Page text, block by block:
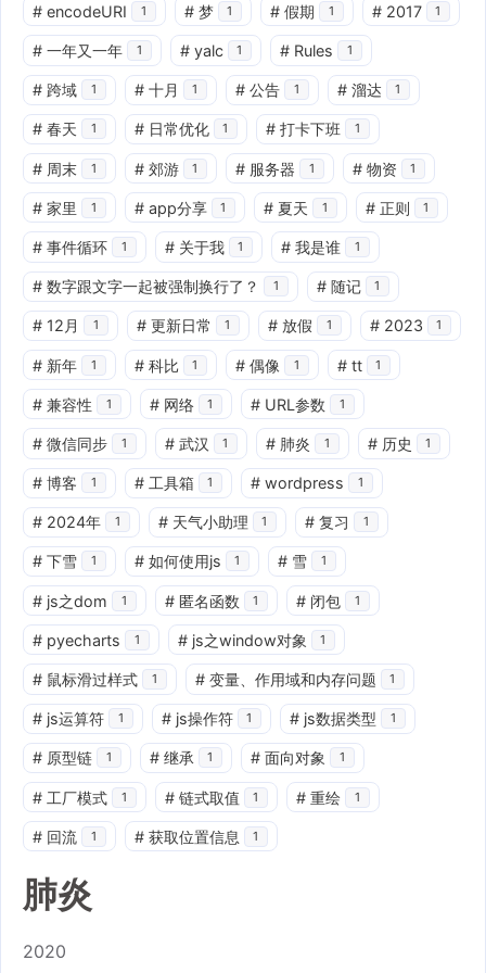
# encodeURI 1 # 梦 1 # 假期 1 # 2017 1
# 一年又一年 1 # yalc 1 # Rules 1
# 跨域 1 # 十月 1 # 公告 1 # 溜达 1
# 春天 1 # 日常优化 1 # 打卡下班 1
# 周末 1 # 郊游 1 # 服务器 1 # 物资 1
# 家里 1 # app分享 1 # 夏天 1 # 正则 1
# 事件循环 1 # 关于我 1 # 我是谁 1
# 数字跟文字一起被强制换行了？ 1 # 随记 1
# 12月 1 # 更新日常 1 # 放假 1 # 2023 1
# 新年 1 # 科比 1 # 偶像 1 # tt 1
# 兼容性 1 # 网络 1 # URL参数 1
# 微信同步 1 # 武汉 1 # 肺炎 1 # 历史 1
# 博客 1 # 工具箱 1 # wordpress 1
# 2024年 1 # 天气小助理 1 # 复习 1
# 下雪 1 # 如何使用js 1 # 雪 1
# js之dom 1 # 匿名函数 1 # 闭包 1
# pyecharts 1 # js之window对象 1
# 鼠标滑过样式 1 # 变量、作用域和内存问题 1
# js运算符 1 # js操作符 1 # js数据类型 1
# 原型链 1 # 继承 1 # 面向对象 1
# 工厂模式 1 # 链式取值 1 # 重绘 1
# 回流 1 # 获取位置信息 1
肺炎
2020